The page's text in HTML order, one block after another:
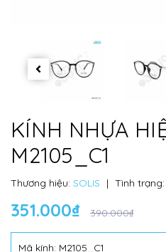
KÍNH NHỰA
M2105_C1
Thương hiệu: SOLIS | Tình trạng:
351.000₫ 390.000₫
Mã kính: M2105_C1